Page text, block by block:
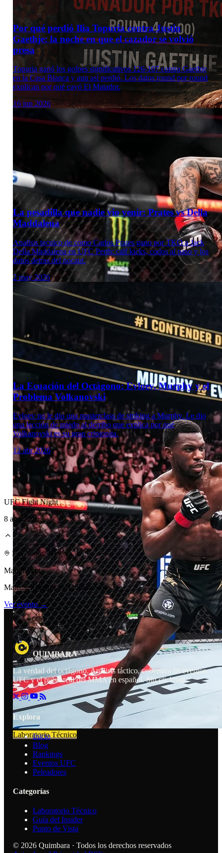
Laboratorio Técnico
Por qué perdió Ilia Topuria contra Justin
Gaethje: la noche en que el cazador se volvió
presa
Topuria ganó los golpes significativos 126-107 contra Gaethje
en la Casa Blanca y aun así perdió. Los datos round por round
explican por qué cayó El Matador.
16 jun 2026
Laboratorio Técnico
La pesadilla que nadie vio venir: Prates vs Della
Maddalena
Analisis tecnico de como Carlos Prates gano por TKO a Jack
Della Maddalena en UFC Perth: calf kicks, codos al paso y los
datos detras del nocaut.
2 may 2026
Laboratorio Técnico
La Ecuación del Octágono: Evloev, Murphy y el
Problema Volkanovski
Evloev no le dio una masterclass de striking a Murphy. Le dio
una lección de miedo al derribo que explica por qué
Volkanovski es su gran criptonita.
12 abr 2026
UFC Fight Night
8 ago 2026
Las Vegas, Nevada, U.S.
Main Event
Mateusz Gamrot vs. Quillan Salkilld
Ver evento →
QUIMBARA
La verdad del octágono. Análisis táctico, cobertura de eventos
UFC y el pulso real del MMA en español. Sin clickbait.
Explora
Inicio
Blog
Rankings
Eventos UFC
Peleadores
Categorías
Laboratorio Técnico
Guía del Insider
Punto de Vista
© 2026 Quimbara · Todos los derechos reservados